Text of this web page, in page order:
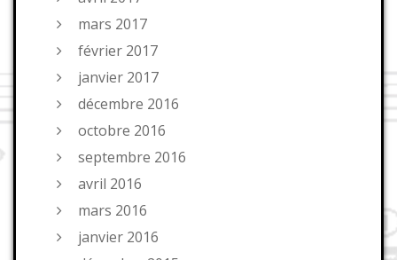
mars 2017
février 2017
janvier 2017
décembre 2016
octobre 2016
septembre 2016
avril 2016
mars 2016
janvier 2016